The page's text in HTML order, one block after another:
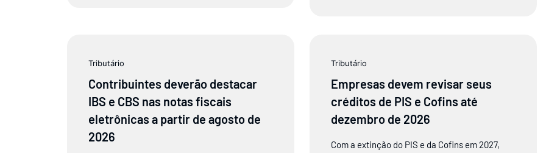
Tributário
Contribuintes deverão destacar
IBS e CBS nas notas fiscais
eletrônicas a partir de agosto de
2026
Tributário
Empresas devem revisar seus
créditos de PIS e Cofins até
dezembro de 2026
Com a extinção do PIS e da Cofins em 2027,